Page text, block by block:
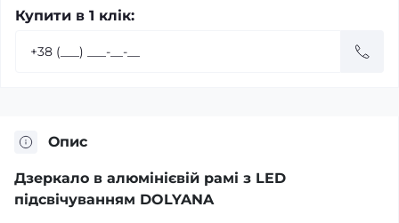
Купити в 1 клік:
Опис
Дзеркало в алюмінієвій рамі з LED
підсвічуванням DOLYANA